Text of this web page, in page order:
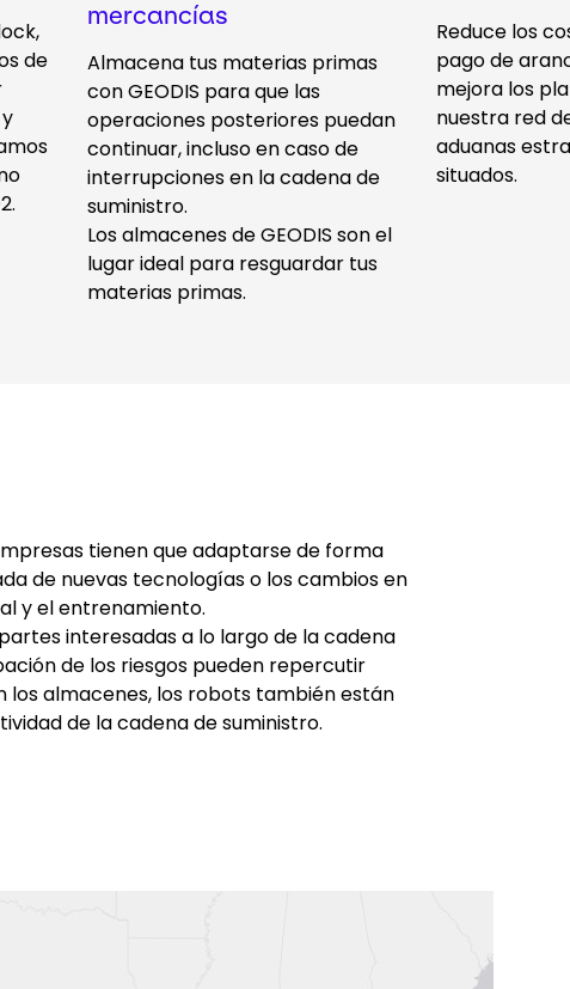
de
mercancías
Almacena tus materias primas
con GEODIS para que las
operaciones posteriores puedan
continuar, incluso en caso de
interrupciones en la cadena de
suministro.
Los almacenes de GEODIS son el
lugar ideal para resguardar tus
materias primas.
Reduce los
pago de
mejora los
nuestra red
aduanas
situados.
tienen que adaptarse de forma
de nuevas tecnologías o los cambios en
y el entrenamiento.
interesadas a lo largo de la cadena
de los riesgos pueden repercutir
los almacenes, los robots también están
de la cadena de suministro.